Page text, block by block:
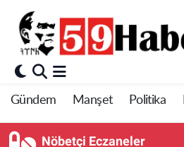
Gündem Manşet Politika
Nöbetçi Eczaneler